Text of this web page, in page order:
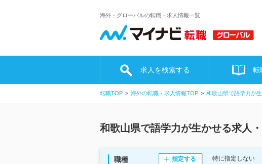
海外・グローバルの転職・求人情報一覧
求人を検索する 転
転職TOP 海外の転職・求人情報TOP 和歌山県で語学力が
和歌山県で語学力が生かせる求人
職種 指定する 特に指定しない